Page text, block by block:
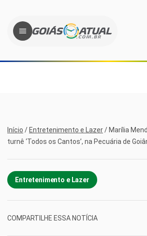
Início / Entretenimento e Lazer/ Marília
turnê ‘Todos os Cantos’, na Pecuária de
Entretenimento e Lazer
COMPARTILHE ESSA NOTÍCIA